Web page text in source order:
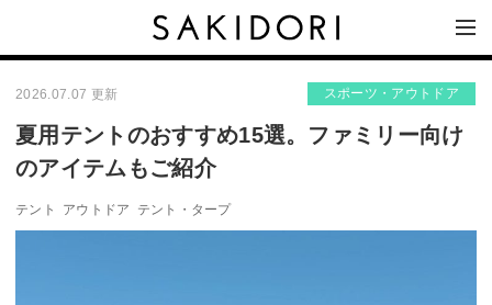
2026.07.07 更新 スポーツ・アウトドア
夏用テントのおすすめ15選。ファミリー向け
のアイテムもご紹介
テント アウトドア テント・タープ